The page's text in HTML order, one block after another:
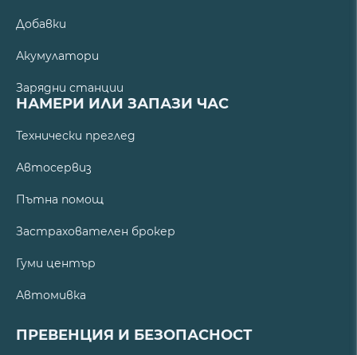
Добавки
Акумулатори
Зарядни станции
НАМЕРИ ИЛИ ЗАПАЗИ ЧАС
Технически преглед
Автосервиз
Пътна помощ
Застрахователен брокер
Гуми център
Автомивка
ПРЕВЕНЦИЯ И БЕЗОПАСНОСТ